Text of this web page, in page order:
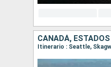
CANADÁ,
Itinerario : Seattle,